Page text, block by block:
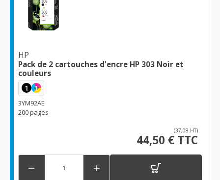
HP
Pack de 2 cartouches d'encre HP 303 Noir et
couleurs
1 1
3YM92AE
200 pages
(37,08 HT)
44,50 € TTC
 